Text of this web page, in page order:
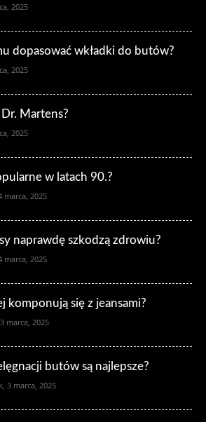
2025
dopasować wkładki do butów?
2025
Martens?
2025
w latach 90.?
marca, 2025
naprawdę szkodzą zdrowiu?
marca, 2025
komponują się z jeansami?
marca, 2025
butów są najlepsze?
3 marca, 2025